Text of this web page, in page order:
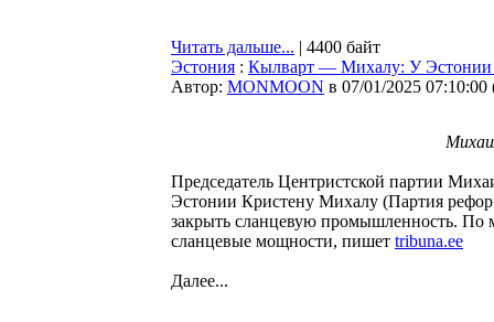
Читать дальше... | 4400 байт
Эстония : Кылварт — Михалу: У Эстонии
Автор: MONMOON в 07/01/2025 07:10:00
Председатель Центристской партии
Эстонии Кристену Михалу (Партия
закрыть сланцевую промышленность. По
сланцевые мощности, пишет tribuna.ee
Далее...